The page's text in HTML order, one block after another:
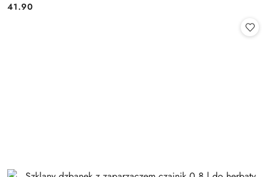
Cena:
41.90